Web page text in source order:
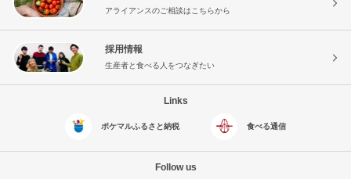
アライアンスのご相談はこちらから
採用情報
生産者と食べる人をつなぎたい
Links
ポケマルふるさと納税 食べる通信
Follow us